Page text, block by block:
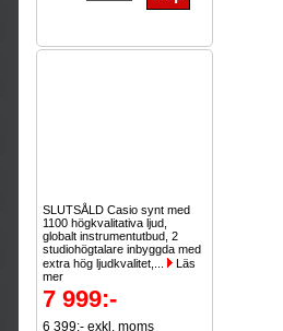
SLUTSÅLD Casio synt med
1100 högkvalitativa ljud,
globalt instrumentutbud, 2
studiohögtalare inbyggda med
extra hög ljudkvalitet,...
Läs
mer
7 999:-
6 399:- exkl. moms